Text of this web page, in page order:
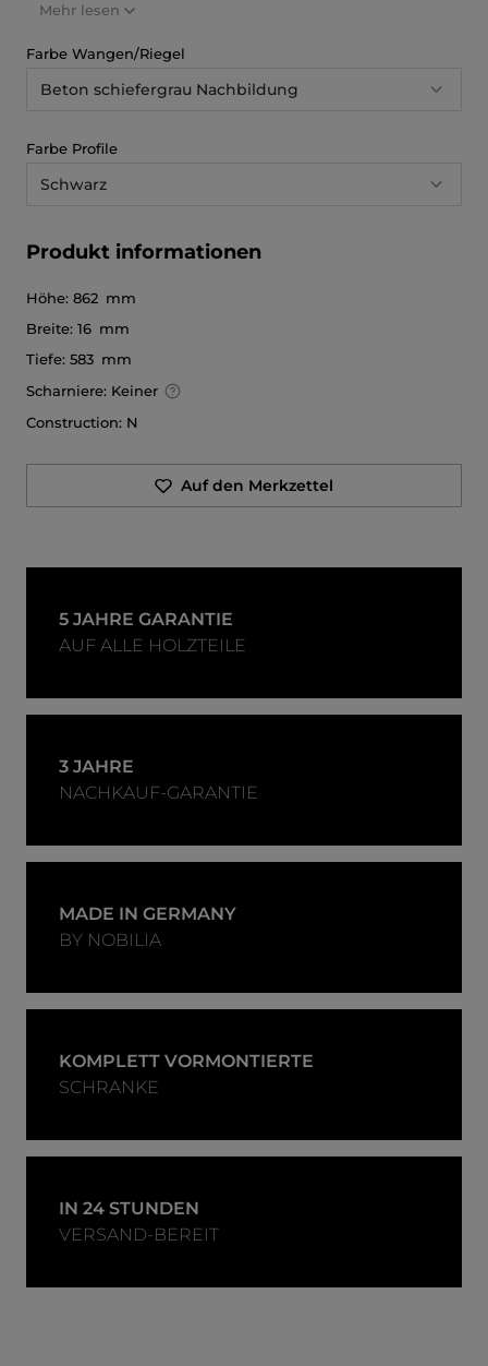
Mehr lesen
Farbe Wangen/Riegel
Beton schiefergrau Nachbildung
Farbe Profile
Schwarz
Produkt informationen
Höhe: 862 mm
Breite: 16 mm
Tiefe: 583 mm
Scharniere: Keiner
Construction: N
Auf den Merkzettel
5 JAHRE GARANTIE
AUF ALLE HOLZTEILE
3 JAHRE
NACHKAUF-GARANTIE
MADE IN GERMANY
BY NOBILIA
KOMPLETT VORMONTIERTE
SCHRANKE
IN 24 STUNDEN
VERSAND-BEREIT